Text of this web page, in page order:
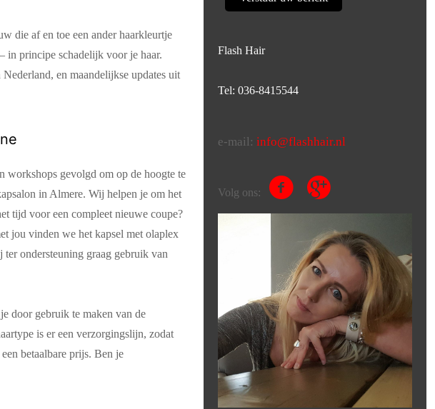
die af en toe een ander haarkleurtje
in principe schadelijk voor je haar.
en maandelijkse updates uit
workshops gevolgd om op de hoogte te
in Almere. Wij helpen je om het
tijd voor een compleet nieuwe coupe?
jou vinden we het kapsel met olaplex
ter ondersteuning graag gebruik van
door gebruik te maken van de
is er een verzorgingslijn, zodat
betaalbare prijs. Ben je
Flash Hair
Tel: 036-8415544
e-mail: info@flashhair.nl
Volg ons: